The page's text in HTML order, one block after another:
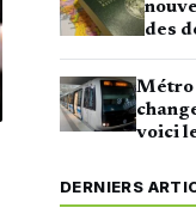
des
Métro
voici
DERNIERS